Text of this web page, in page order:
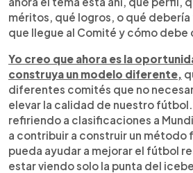
méritos, qué logros, o qué debería
que llegue al Comité y cómo
Yo creo que ahora es la
construya un modelo diferente,
diferentes comités que no
elevar la calidad de nuestro
refiriendo a clasificaciones a
a contribuir a construir un método
pueda ayudar a mejorar el fútbol
estar viendo solo la punta del